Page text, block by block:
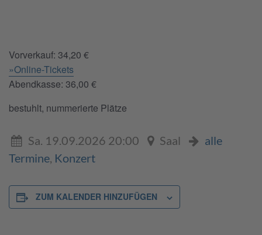
Vorverkauf: 34,20 €
»Online-Tickets
Abendkasse: 36,00 €
bestuhlt, nummerierte Plätze
Sa. 19.09.2026 20:00 Saal
alle
Termine, Konzert
ZUM KALENDER HINZUFÜGEN